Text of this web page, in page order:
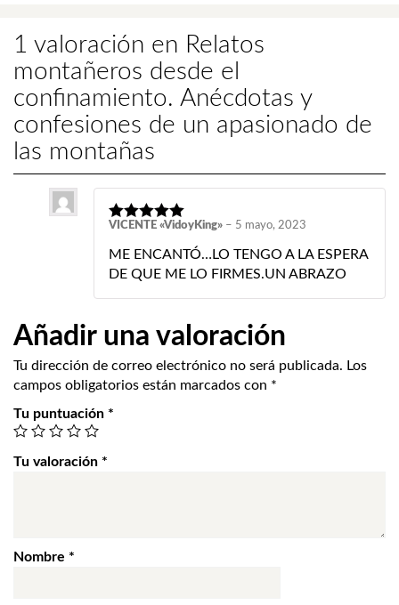
1 valoración en Relatos
montañeros desde el
confinamiento. Anécdotas y
confesiones de un apasionado de
las montañas
VICENTE «VidoyKing» – 5 mayo, 2023
ME ENCANTÓ…LO TENGO A LA ESPERA
DE QUE ME LO FIRMES.UN ABRAZO
Añadir una valoración
Tu dirección de correo electrónico no será publicada. Los
campos obligatorios están marcados con *
Tu puntuación *
Tu valoración *
Nombre *